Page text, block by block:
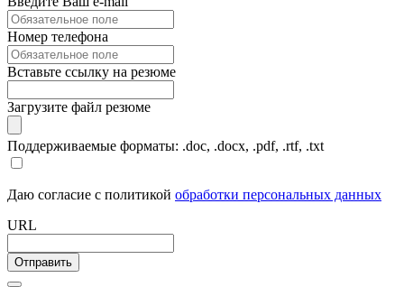
Номер телефона
Вставьте ссылку на резюме
Загрузите файл резюме
Поддерживаемые форматы: .doc, .docx, .pdf, .rtf, .txt
Даю согласие с политикой обработки персональных данных
URL